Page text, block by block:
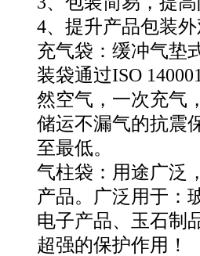
4、提升产品包装
充气袋：缓冲气垫
装袋通过ISO
然空气，一次充气
储运不漏气的抗震
至最低。
气柱袋：用途广泛
产品。广泛用于：
电子产品、玉石制
超强的保护作用！